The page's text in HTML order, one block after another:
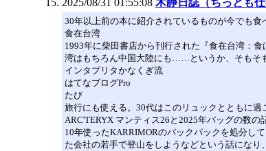
2025/08/31 01:55:08 木静日誌（ちっとも
30年以上前の本に紹介されているものが今でも食
食在台湾
1993年に柴田書店から刊行された『食在台湾：
湾はもちろん中国大陸にも……というか、そもそ
インタプリタかなくぎ流
はてなブログPro
たび
旅行にも使える。30代はこのリュックとともに過
ARC'TERYX マンティス26と2025年バッグの数の
10年使ったKARRIMORのバックパックを処分し
た会社の若手で登山をしようなどという話にな